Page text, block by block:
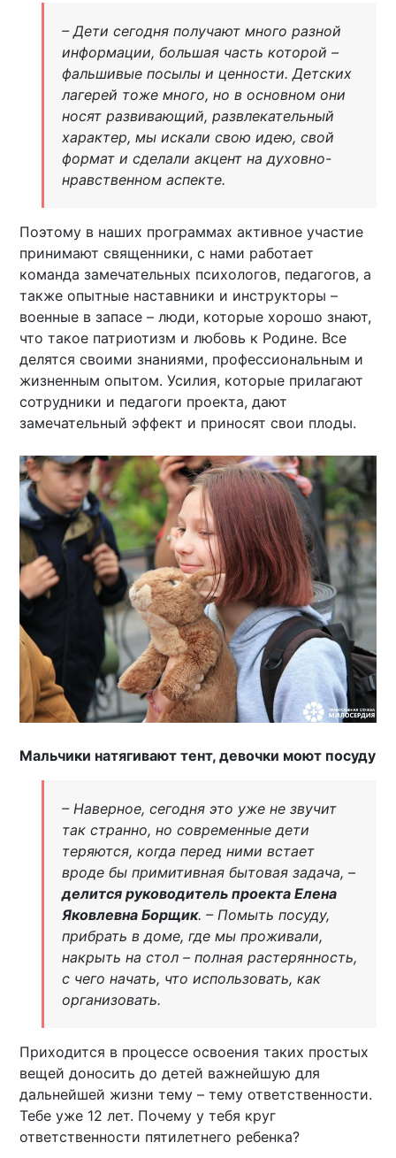
– Дети сегодня получают много разной
информации, большая часть которой –
фальшивые посылы и ценности. Детских
лагерей тоже много, но в основном они
носят развивающий, развлекательный
характер, мы искали свою идею, свой
формат и сделали акцент на духовно-
нравственном аспекте.
Поэтому в наших программах активное участие
принимают священники, с нами работает
команда замечательных психологов, педагогов, а
также опытные наставники и инструкторы –
военные в запасе – люди, которые хорошо знают,
что такое патриотизм и любовь к Родине. Все
делятся своими знаниями, профессиональным и
жизненным опытом. Усилия, которые прилагают
сотрудники и педагоги проекта, дают
замечательный эффект и приносят свои плоды.
Мальчики натягивают тент, девочки моют посуду
– Наверное, сегодня это уже не звучит
так странно, но современные дети
теряются, когда перед ними встает
вроде бы примитивная бытовая задача, –
делится руководитель проекта Елена
Яковлевна Борщик. – Помыть посуду,
прибрать в доме, где мы проживали,
накрыть на стол – полная растерянность,
с чего начать, что использовать, как
организовать.
Приходится в процессе освоения таких простых
вещей доносить до детей важнейшую для
дальнейшей жизни тему – тему ответственности.
Тебе уже 12 лет. Почему у тебя круг
ответственности пятилетнего ребенка?